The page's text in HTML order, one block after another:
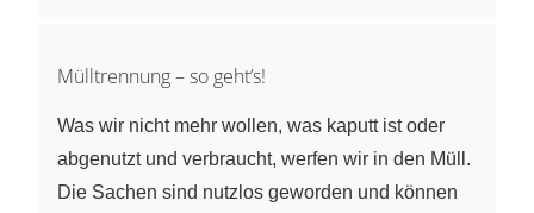
Mülltrennung – so geht’s!
Was wir nicht mehr wollen, was kaputt ist oder
abgenutzt und verbraucht, werfen wir in den Müll.
Die Sachen sind nutzlos geworden und können